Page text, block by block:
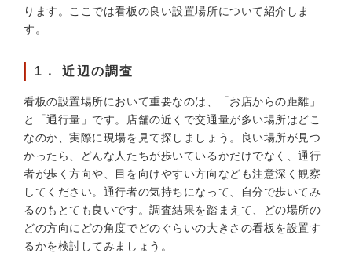
ります。ここでは看板の良い設置場所について紹介しま
す。
1． 近辺の調査
看板の設置場所において重要なのは、「お店からの距離」
と「通行量」です。店舗の近くで交通量が多い場所はどこ
なのか、実際に現場を見て探しましょう。良い場所が見つ
かったら、どんな人たちが歩いているかだけでなく、通行
者が歩く方向や、目を向けやすい方向なども注意深く観察
してください。通行者の気持ちになって、自分で歩いてみ
るのもとても良いです。調査結果を踏まえて、どの場所の
どの方向にどの角度でどのぐらいの大きさの看板を設置す
るかを検討してみましょう。